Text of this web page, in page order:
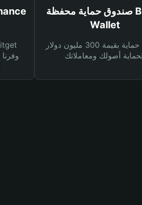
صندوق حماية محفظة Bitget
Wallet
صندوق حماية بقيمة 300 مليون دولار